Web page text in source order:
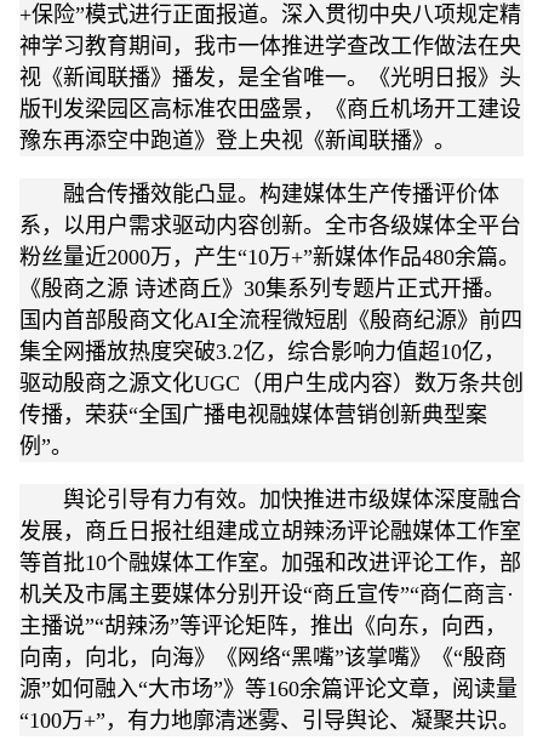
+保险”模式进行正面报道。深入贯彻中央八项规定精
神学习教育期间，我市一体推进学查改工作做法在央
视《新闻联播》播发，是全省唯一。《光明日报》头
版刊发梁园区高标准农田盛景，《商丘机场开工建设
豫东再添空中跑道》登上央视《新闻联播》。
融合传播效能凸显。构建媒体生产传播评价体
系，以用户需求驱动内容创新。全市各级媒体全平台
粉丝量近2000万，产生“10万+”新媒体作品480余篇。
《殷商之源 诗述商丘》30集系列专题片正式开播。
国内首部殷商文化AI全流程微短剧《殷商纪源》前四
集全网播放热度突破3.2亿，综合影响力值超10亿，
驱动殷商之源文化UGC（用户生成内容）数万条共创
传播，荣获“全国广播电视融媒体营销创新典型案
例”。
舆论引导有力有效。加快推进市级媒体深度融合
发展，商丘日报社组建成立胡辣汤评论融媒体工作室
等首批10个融媒体工作室。加强和改进评论工作，部
机关及市属主要媒体分别开设“商丘宣传”“商仁商言·
主播说”“胡辣汤”等评论矩阵，推出《向东，向西，
向南，向北，向海》《网络“黑嘴”该掌嘴》《“殷商
源”如何融入“大市场”》等160余篇评论文章，阅读量
“100万+”，有力地廓清迷雾、引导舆论、凝聚共识。